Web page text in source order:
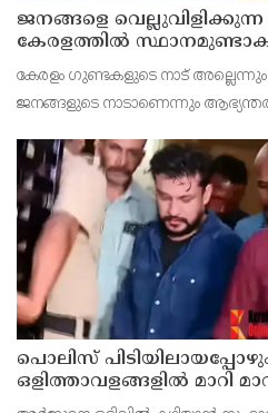
ജനങ്ങളെ
കേരളത്തില്‍
കേരളം ഗുണ്ടകളുടെ നാട്
ജനങ്ങളുടെ നാടാണെന്നും ആഭ്യന്തര
പൊലിസ്
ഒളിത്താവളങ്ങളില്‍ മാറി
ക്വട്ടേഷന്‍ നേതാവ്